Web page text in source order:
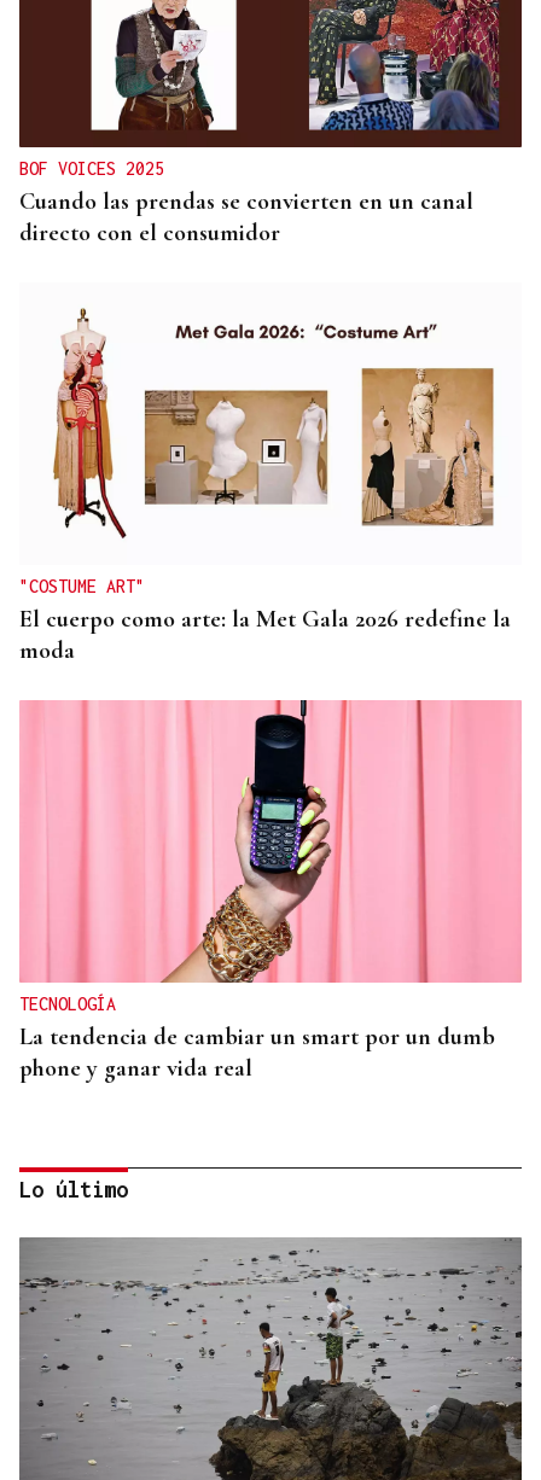
BOF VOICES 2025
Cuando las prendas se convierten en un canal
directo con el consumidor
"COSTUME ART"
El cuerpo como arte: la Met Gala 2026 redefine la
moda
TECNOLOGÍA
La tendencia de cambiar un smart por un dumb
phone y ganar vida real
MODA
Black Friday 2025: el (ya no tan) secreto mejor
Lo último